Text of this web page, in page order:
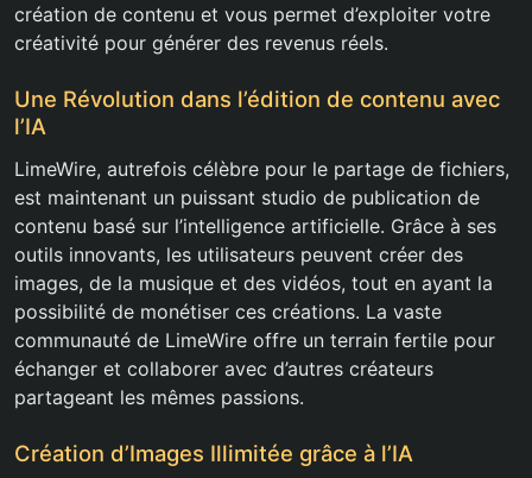
création de contenu et vous permet d’exploiter votre
créativité pour générer des revenus réels.
Une Révolution dans l’édition de contenu avec
l’IA
LimeWire, autrefois célèbre pour le partage de fichiers,
est maintenant un puissant studio de publication de
contenu basé sur l’intelligence artificielle. Grâce à ses
outils innovants, les utilisateurs peuvent créer des
images, de la musique et des vidéos, tout en ayant la
possibilité de monétiser ces créations. La vaste
communauté de LimeWire offre un terrain fertile pour
échanger et collaborer avec d’autres créateurs
partageant les mêmes passions.
Création d’Images Illimitée grâce à l’IA